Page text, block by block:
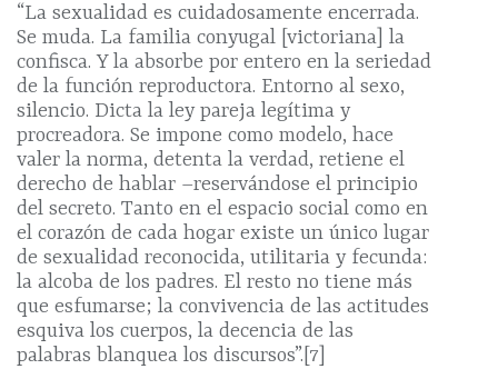
“La sexualidad es cuidadosamente encerrada.
Se muda. La familia conyugal [victoriana] la
confisca. Y la absorbe por entero en la seriedad
de la función reproductora. Entorno al sexo,
silencio. Dicta la ley pareja legítima y
procreadora. Se impone como modelo, hace
valer la norma, detenta la verdad, retiene el
derecho de hablar –reservándose el principio
del secreto. Tanto en el espacio social como en
el corazón de cada hogar existe un único lugar
de sexualidad reconocida, utilitaria y fecunda:
la alcoba de los padres. El resto no tiene más
que esfumarse; la convivencia de las actitudes
esquiva los cuerpos, la decencia de las
palabras blanquea los discursos”.[7]